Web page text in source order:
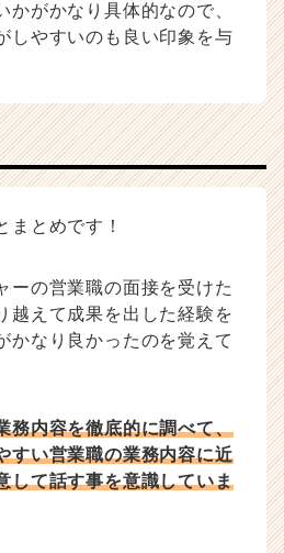
かがかなり具体的なので、
しやすいのも良い印象を与
まとめです！
ーの営業職の面接を受けた
越えて成果を出した経験を
かなり良かったのを覚えて
務内容を徹底的に調べて、
すい営業職の業務内容に近
して話す事を意識していま